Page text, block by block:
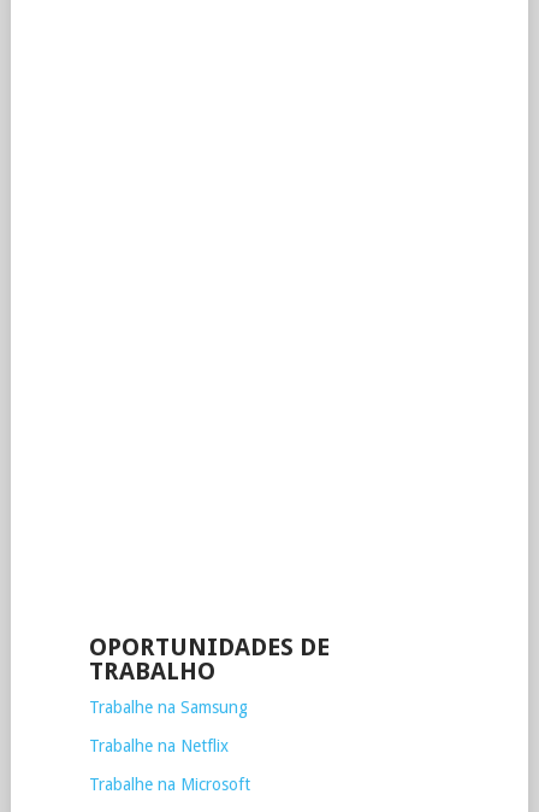
OPORTUNIDADES DE
TRABALHO
Trabalhe na Samsung
Trabalhe na Netflix
Trabalhe na Microsoft